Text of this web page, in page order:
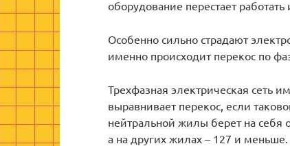
оборудование перестает
Особенно сильно страдают
именно происходит перекос по
Трехфазная электрическая сеть
выравнивает перекос, если
нейтральной жилы берет на себя
а на других жилах – 127 и меньше.